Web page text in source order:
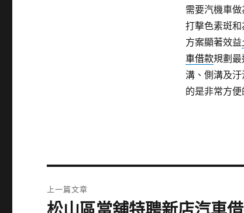
需要汽機車
打擊色素斑
方案顯著效益
車借款規劃
溝、側溝及
的是非常方
章
上一篇文章
上